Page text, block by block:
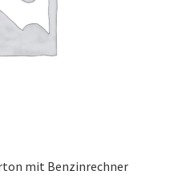
mit Benzinrechner